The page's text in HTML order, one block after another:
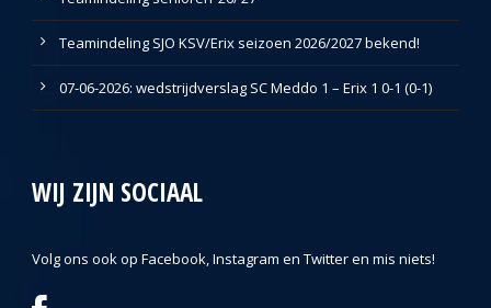
Teamindeling SJO KSV/Erix seizoen 2026/2027 bekend!
07-06-2026: wedstrijdverslag SC Meddo 1 – Erix 1 0-1 (0-1)
WIJ ZIJN SOCIAAL
Volg ons ook op Facebook, Instagram en Twitter en mis niets!